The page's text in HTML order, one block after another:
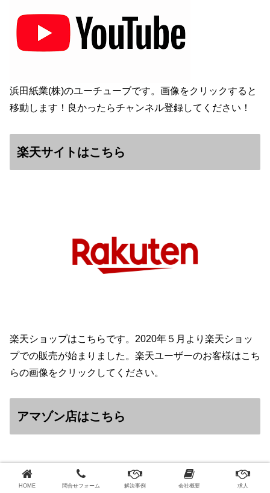
浜田紙業(株)のユーチューブです。画像をクリックすると
移動します！良かったらチャンネル登録してください！
楽天サイトはこちら
楽天ショップはこちらです。2020年５月より楽天ショッ
プでの販売が始まりました。楽天ユーザーのお客様はこち
らの画像をクリックしてください。
アマゾン店はこちら
HOME 問合せフォーム 解決事例 会社概要 求人